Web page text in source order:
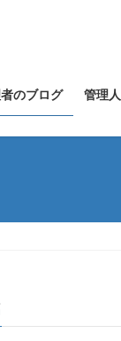
のブログ 管理